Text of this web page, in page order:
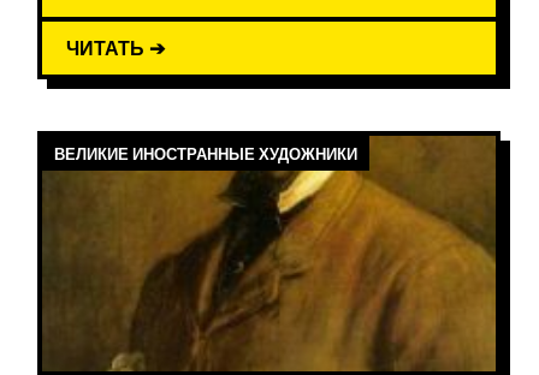
ЧИТАТЬ ➔
ВЕЛИКИЕ ИНОСТРАННЫЕ ХУДОЖНИКИ